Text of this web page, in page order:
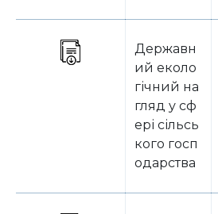
Державн
ий еколо
гічний на
гляд у сф
ері сільсь
кого госп
одарства